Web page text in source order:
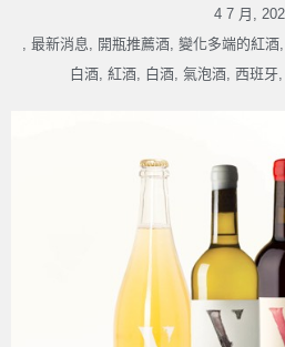
4 7 月,
最新消息 開瓶推薦酒, 變化多端的紅酒,
白酒, 紅酒, 白酒, 氣泡酒, 西班牙,